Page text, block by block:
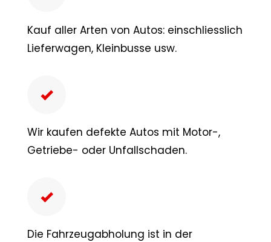
Kauf aller Arten von Autos: einschliesslich
Lieferwagen, Kleinbusse usw.
Wir kaufen defekte Autos mit Motor-,
Getriebe- oder Unfallschaden.
Die Fahrzeugabholung ist in der